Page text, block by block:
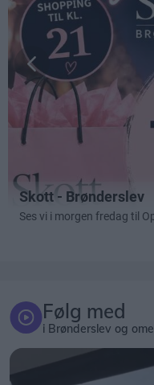
Følg med
i Brønderslev og